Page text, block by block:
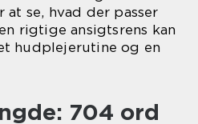
se, hvad der passer
rigtige ansigtsrens kan
hudplejerutine og en
704 ord